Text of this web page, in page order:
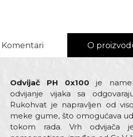
Komentari O
Odvijač PH 0x100 je
odvijanje vijaka sa
Rukohvat je napravljen od
meke gume, što omogućava
tokom rada. Vrh odvijača